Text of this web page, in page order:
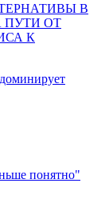
В
ПУТИ ОТ
К
понятно"